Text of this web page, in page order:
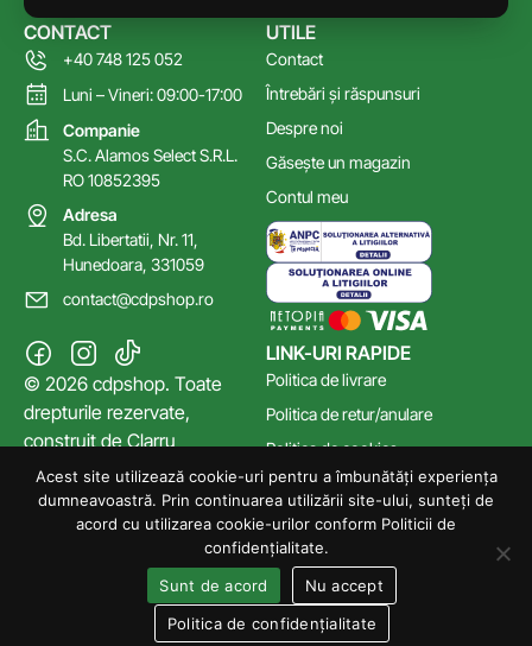
LINK-URI RAPIDE
Politica de livrare
Politica de retur/anulare
Politica de cookies
Poltica de confidențialitate
Termeni și Condiții
UTILE
Contact
Întrebări și răspunsuri
Despre noi
Găsește un magazin
Contul meu
CONTACT
+40 748 125 052
Luni – Vineri: 09:00-17:00
Companie
S.C. Alamos Select S.R.L.
RO 10852395
Adresa
Bd. Libertatii, Nr. 11,
Hunedoara, 331059
contact@cdpshop.ro
© 2026 cdpshop. Toate
drepturile rezervate,
construit deClarru
Acest site utilizează cookie-uri pentru a îmbunătăți experiența
dumneavoastră. Prin continuarea utilizării site-ului, sunteți de
acord cu utilizarea cookie-urilor conform Politicii de
confidențialitate.
Sunt de acord
Nu accept
Politica de confidențialitate